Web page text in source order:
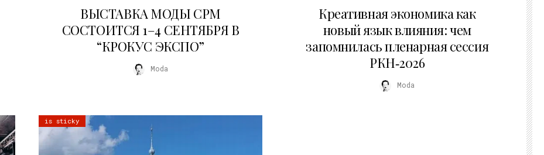
ВЫСТАВКА МОДЫ CPM
СОСТОИТСЯ 1–4 СЕНТЯБРЯ В
“КРОКУС ЭКСПО”
Moda
Креативная экономика как
новый язык влияния: чем
запомнилась пленарная сессия
РКН‑2026
Moda
is sticky